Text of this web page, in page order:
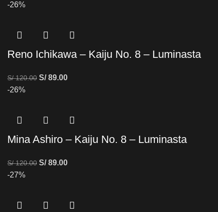
-26%
Reno Ichikawa – Kaiju No. 8 – Luminasta
S/120.00 S/89.00
-26%
Mina Ashiro – Kaiju No. 8 – Luminasta
S/120.00 S/89.00
-27%